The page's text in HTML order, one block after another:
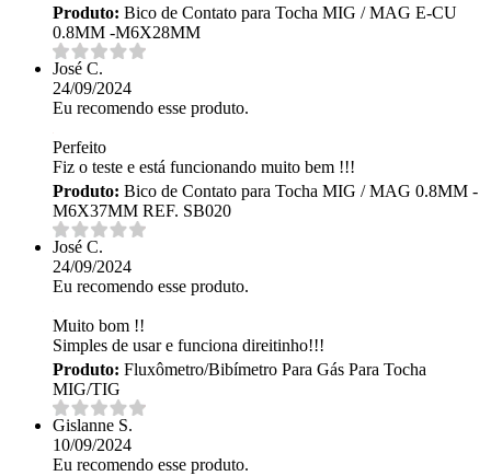
Produto: Bico de Contato para Tocha MIG / MAG E-CU
0.8MM -M6X28MM
José C.
24/09/2024
Eu recomendo esse produto.
Perfeito
Fiz o teste e está funcionando muito bem !!!
Produto: Bico de Contato para Tocha MIG / MAG 0.8MM -
M6X37MM REF. SB020
José C.
24/09/2024
Eu recomendo esse produto.
Muito bom !!
Simples de usar e funciona direitinho!!!
Produto: Fluxômetro/Bibímetro Para Gás Para Tocha
MIG/TIG
Gislanne S.
10/09/2024
Eu recomendo esse produto.